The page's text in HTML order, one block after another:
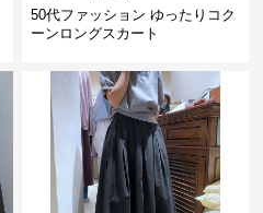
50代ファッション ゆったりコク
ーンロングスカート